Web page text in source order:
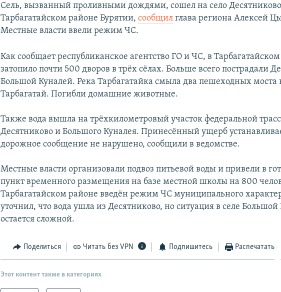
Сель, вызванный проливными дождями, сошел на село
Tapбaгaтaйcкoм paйoнe Бурятии,сообщил глава региона Алексей
Местные власти ввели режим ЧС.
Как сообщает республиканское агентство ГО и ЧС, в
затопило почти 500 дворов в трёх сёлах. Больше всего пострадали
Большой Куналей. Река Тарбагатайка смыла два пешеходных моста
Тарбагатай. Погибли домашние животные.
Также вода вышла на трёхкилометровый участок федеральной
Десятниково и Большого Куналея. Принесённый ущерб
дорожное сообщение не нарушено, сообщили в ведомстве.
Местные власти организовали подвоз питьевой воды и привели в
пункт временного размещения на базе местной школы на 800
Тарбагатайском районе введён режим ЧС муниципального
уточнил, что вода ушла из Десятниково, но ситуация в селе Большой
остается сложной.
Поделиться Читать без VPN Подпишитесь Распечатать
Этот контент также в категориях